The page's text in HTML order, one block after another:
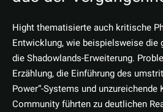
Hight thematisierte auch kritische
Entwicklung, wie beispielsweise die
die Shadowlands-Erweiterung.
Erzählung, die Einführung des
Power“-Systems und
Community führten zu deutlichen